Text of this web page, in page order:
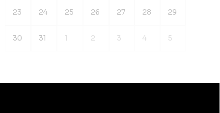
23 24 25 26 27 28 29
30 31 1 2 3 4 5